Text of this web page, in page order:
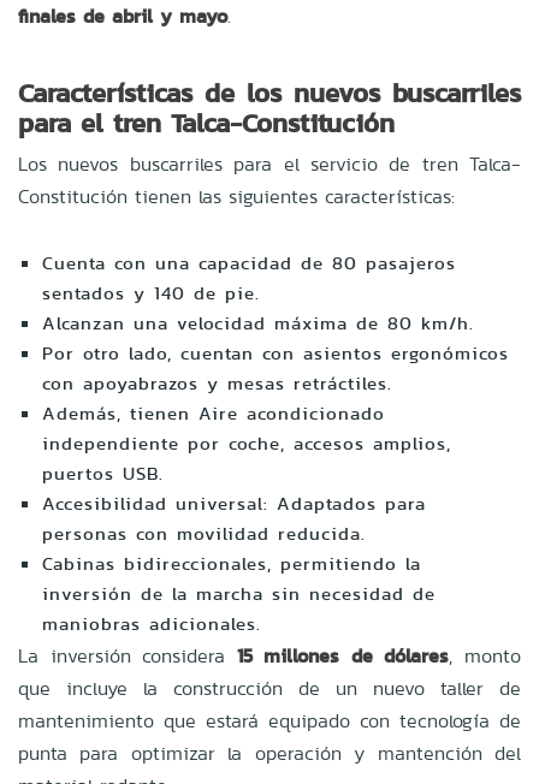
finales de abril y mayo.
Características de los nuevos buscarriles
para el tren Talca-Constitución
Los nuevos buscarriles para el servicio de tren Talca-
Constitución tienen las siguientes características:
Cuenta con una capacidad de 80 pasajeros
sentados y 140 de pie.
Alcanzan una velocidad máxima de 80 km/h.
Por otro lado, cuentan con asientos ergonómicos
con apoyabrazos y mesas retráctiles.
Además, tienen Aire acondicionado
independiente por coche, accesos amplios,
puertos USB.
Accesibilidad universal: Adaptados para
personas con movilidad reducida.
Cabinas bidireccionales, permitiendo la
inversión de la marcha sin necesidad de
maniobras adicionales.
La inversión considera 15 millones de dólares, monto
que incluye la construcción de un nuevo taller de
mantenimiento que estará equipado con tecnología de
punta para optimizar la operación y mantención del